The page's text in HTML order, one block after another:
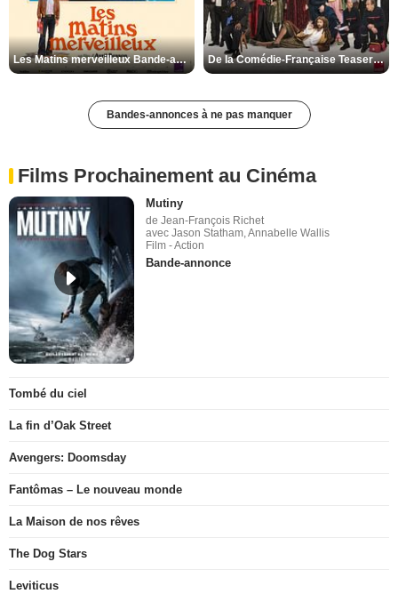
Les Matins merveilleux Bande-annonce VF De la Comédie-Française Teaser VF
Bandes-annonces à ne pas manquer
Films Prochainement au Cinéma
Mutiny
de Jean-François Richet
avec Jason Statham, Annabelle Wallis
Film - Action
Bande-annonce
Tombé du ciel
La fin d’Oak Street
Avengers: Doomsday
Fantômas – Le nouveau monde
La Maison de nos rêves
The Dog Stars
Leviticus